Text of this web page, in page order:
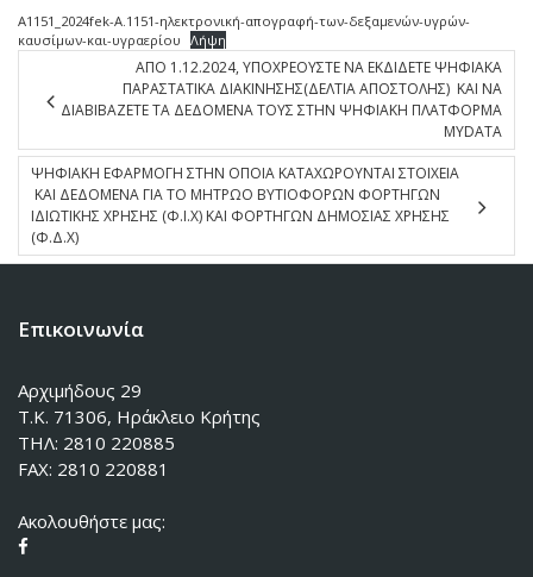
A1151_2024fek-Α.1151-ηλεκτρονική-απογραφή-των-δεξαμενών-υγρών-
καυσίμων-και-υγραερίου
Λήψη
ΑΠΟ 1.12.2024, ΥΠΟΧΡΕΟΥΣΤΕ ΝΑ ΕΚΔΙΔΕΤΕ ΨΗΦΙΑΚΑ
ΠΑΡΑΣΤΑΤΙΚΑ ΔΙΑΚΙΝΗΣΗΣ(ΔΕΛΤΙΑ ΑΠΟΣΤΟΛΗΣ) ΚΑΙ ΝΑ
ΔΙΑΒΙΒΑΖΕΤΕ ΤΑ ΔΕΔΟΜΕΝΑ ΤΟΥΣ ΣΤΗΝ ΨΗΦΙΑΚΗ ΠΛΑΤΦΟΡΜΑ
MYDATA
ΨΗΦΙΑΚΗ ΕΦΑΡΜΟΓΗ ΣΤΗΝ ΟΠΟΙΑ ΚΑΤΑΧΩΡΟΥΝΤΑΙ ΣΤΟΙΧΕΙΑ
ΚΑΙ ΔΕΔΟΜΕΝΑ ΓΙΑ ΤΟ ΜΗΤΡΩΟ ΒΥΤΙΟΦΟΡΩΝ ΦΟΡΤΗΓΩΝ
ΙΔΙΩΤΙΚΗΣ ΧΡΗΣΗΣ (Φ.Ι.Χ) ΚΑΙ ΦΟΡΤΗΓΩΝ ΔΗΜΟΣΙΑΣ ΧΡΗΣΗΣ
(Φ.Δ.Χ)
Επικοινωνία
Αρχιμήδους 29
Τ.Κ. 71306, Ηράκλειο Κρήτης
ΤΗΛ: 2810 220885
FAX: 2810 220881
Ακολουθήστε μας: